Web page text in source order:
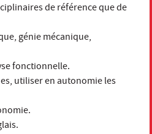
de référence que de
génie mécanique,
fonctionnelle.
utiliser en autonomie les